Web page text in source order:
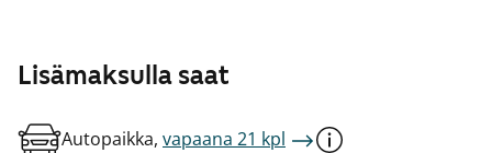
Lisämaksulla saat
Autopaikka, vapaana 21 kpl